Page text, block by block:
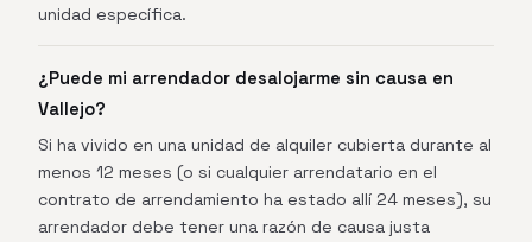
unidad específica.
¿Puede mi arrendador desalojarme sin causa en
Vallejo?
Si ha vivido en una unidad de alquiler cubierta durante al
menos 12 meses (o si cualquier arrendatario en el
contrato de arrendamiento ha estado allí 24 meses), su
arrendador debe tener una razón de causa justa